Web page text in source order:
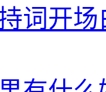
词开场